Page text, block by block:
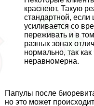
краснеют. Такую
стандартной, если
усиливается со
переживать и в
разных зонах
нормально, так как
неравномерна.
Папулы после
но это может